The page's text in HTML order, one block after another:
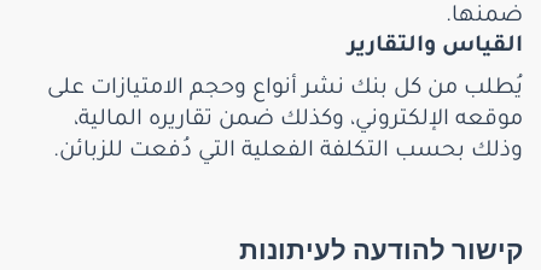
ضمنها.
القياس والتقارير
يُطلب من كل بنك نشر أنواع وحجم الامتيازات على
موقعه الإلكتروني، وكذلك ضمن تقاريره المالية،
وذلك بحسب التكلفة الفعلية التي دُفعت للزبائن.
קישור להודעה לעיתונות